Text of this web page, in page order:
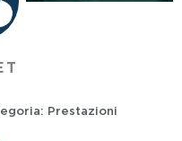
Prestazioni